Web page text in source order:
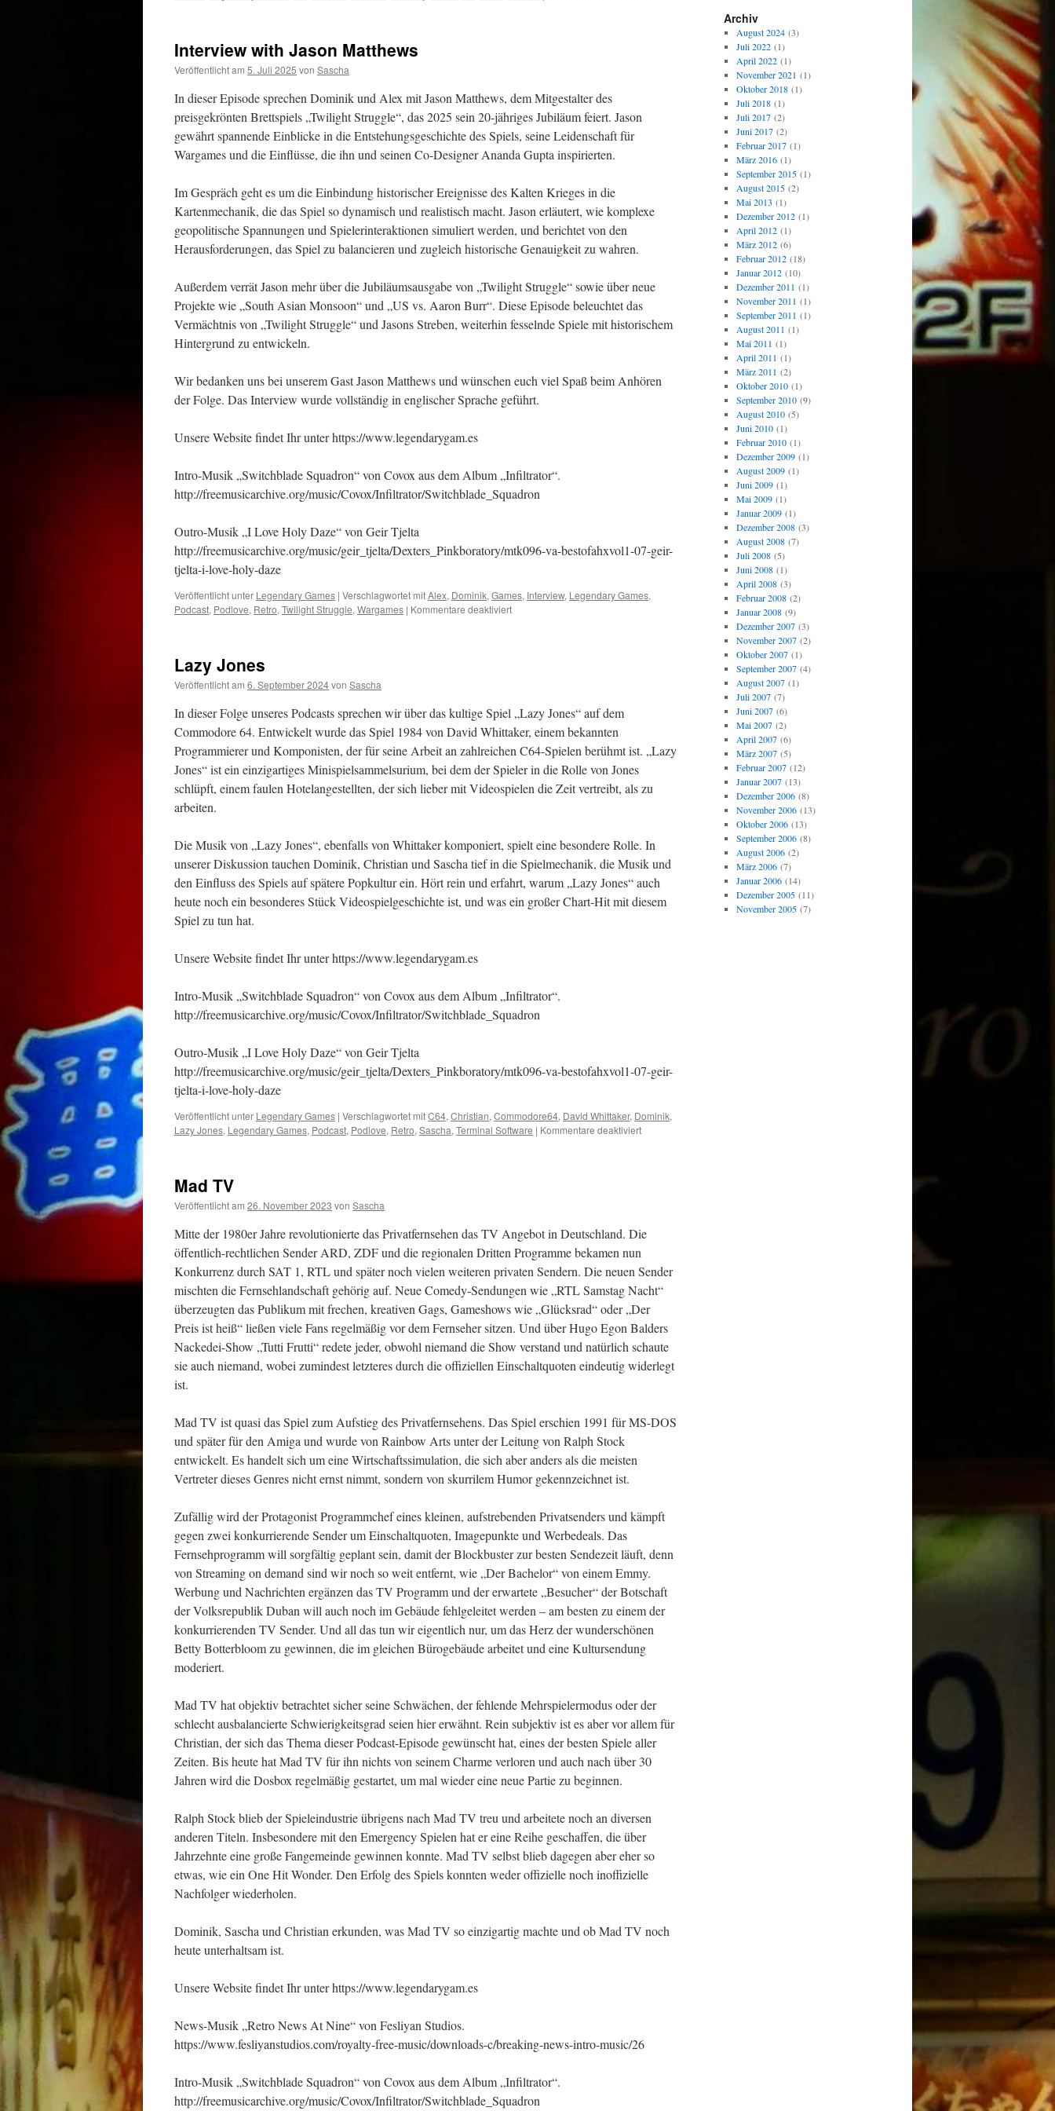
Interview with Jason Matthews
Veröffentlicht am 5. Juli 2025 von Sascha
In dieser Episode sprechen Dominik und Alex mit Jason Matthews, dem Mitgestalter des
preisgekrönten Brettspiels „Twilight Struggle“, das 2025 sein 20-jähriges Jubiläum feiert. Jason
gewährt spannende Einblicke in die Entstehungsgeschichte des Spiels, seine Leidenschaft für
Wargames und die Einflüsse, die ihn und seinen Co-Designer Ananda Gupta inspirierten.
Im Gespräch geht es um die Einbindung historischer Ereignisse des Kalten Krieges in die
Kartenmechanik, die das Spiel so dynamisch und realistisch macht. Jason erläutert, wie komplexe
geopolitische Spannungen und Spielerinteraktionen simuliert werden, und berichtet von den
Herausforderungen, das Spiel zu balancieren und zugleich historische Genauigkeit zu wahren.
Außerdem verrät Jason mehr über die Jubiläumsausgabe von „Twilight Struggle“ sowie über neue
Projekte wie „South Asian Monsoon“ und „US vs. Aaron Burr“. Diese Episode beleuchtet das
Vermächtnis von „Twilight Struggle“ und Jasons Streben, weiterhin fesselnde Spiele mit historischem
Hintergrund zu entwickeln.
Wir bedanken uns bei unserem Gast Jason Matthews und wünschen euch viel Spaß beim Anhören
der Folge. Das Interview wurde vollständig in englischer Sprache geführt.
Unsere Website findet Ihr unter https://www.legendarygam.es
Intro-Musik „Switchblade Squadron“ von Covox aus dem Album „Infiltrator“.
http://freemusicarchive.org/music/Covox/Infiltrator/Switchblade_Squadron
Outro-Musik „I Love Holy Daze“ von Geir Tjelta
http://freemusicarchive.org/music/geir_tjelta/Dexters_Pinkboratory/mtk096-va-bestofahxvol1-07-geir-
tjelta-i-love-holy-daze
Veröffentlicht unter Legendary Games | Verschlagwortet mitAlex, Dominik, Games, Interview, Legendary Games,
Podcast, Podlove, Retro, Twilight Struggle, Wargames | Kommentare deaktiviertfür
Lazy Jones
Veröffentlicht am 6. September 2024von Sascha
In dieser Folge unseres Podcasts sprechen wir über das kultige Spiel „Lazy Jones“ auf dem
Commodore 64. Entwickelt wurde das Spiel 1984 von David Whittaker, einem bekannten
Programmierer und Komponisten, der für seine Arbeit an zahlreichen C64-Spielen berühmt ist. „Lazy
Jones“ ist ein einzigartiges Minispielsammelsurium, bei dem der Spieler in die Rolle von Jones
schlüpft, einem faulen Hotelangestellten, der sich lieber mit Videospielen die Zeit vertreibt, als zu
arbeiten.
Die Musik von „Lazy Jones“, ebenfalls von Whittaker komponiert, spielt eine besondere Rolle. In
unserer Diskussion tauchen Dominik, Christian und Sascha tief in die Spielmechanik, die Musik und
den Einfluss des Spiels auf spätere Popkultur ein. Hört rein und erfahrt, warum „Lazy Jones“ auch
heute noch ein besonderes Stück Videospielgeschichte ist, und was ein großer Chart-Hit mit diesem
Spiel zu tun hat.
Unsere Website findet Ihr unter https://www.legendarygam.es
Intro-Musik „Switchblade Squadron“ von Covox aus dem Album „Infiltrator“.
http://freemusicarchive.org/music/Covox/Infiltrator/Switchblade_Squadron
Outro-Musik „I Love Holy Daze“ von Geir Tjelta
http://freemusicarchive.org/music/geir_tjelta/Dexters_Pinkboratory/mtk096-va-bestofahxvol1-07-geir-
tjelta-i-love-holy-daze
Veröffentlicht unter Legendary Games | Verschlagwortet mitC64, Christian, Commodore64, David Whittaker, Dominik,
Lazy Jones, Legendary Games, Podcast, Podlove, Retro, Sascha, Terminal Software | Kommentare deaktiviertfür
Mad TV
Veröffentlicht am 26. November 2023 von Sascha
Mitte der 1980er Jahre revolutionierte das Privatfernsehen das TV Angebot in Deutschland. Die
öffentlich-rechtlichen Sender ARD, ZDF und die regionalen Dritten Programme bekamen nun
Konkurrenz durch SAT 1, RTL und später noch vielen weiteren privaten Sendern. Die neuen Sender
mischten die Fernsehlandschaft gehörig auf. Neue Comedy-Sendungen wie „RTL Samstag Nacht“
überzeugten das Publikum mit frechen, kreativen Gags, Gameshows wie „Glücksrad“ oder „Der
Preis ist heiß“ ließen viele Fans regelmäßig vor dem Fernseher sitzen. Und über Hugo Egon Balders
Nackedei-Show „Tutti Frutti“ redete jeder, obwohl niemand die Show verstand und natürlich schaute
sie auch niemand, wobei zumindest letzteres durch die offiziellen Einschaltquoten eindeutig widerlegt
ist.
Mad TV ist quasi das Spiel zum Aufstieg des Privatfernsehens. Das Spiel erschien 1991 für MS-DOS
und später für den Amiga und wurde von Rainbow Arts unter der Leitung von Ralph Stock
entwickelt. Es handelt sich um eine Wirtschaftssimulation, die sich aber anders als die meisten
Vertreter dieses Genres nicht ernst nimmt, sondern von skurrilem Humor gekennzeichnet ist.
Zufällig wird der Protagonist Programmchef eines kleinen, aufstrebenden Privatsenders und kämpft
gegen zwei konkurrierende Sender um Einschaltquoten, Imagepunkte und Werbedeals. Das
Fernsehprogramm will sorgfältig geplant sein, damit der Blockbuster zur besten Sendezeit läuft, denn
von Streaming on demand sind wir noch so weit entfernt, wie „Der Bachelor“ von einem Emmy.
Werbung und Nachrichten ergänzen das TV Programm und der erwartete „Besucher“ der Botschaft
der Volksrepublik Duban will auch noch im Gebäude fehlgeleitet werden – am besten zu einem der
konkurrierenden TV Sender. Und all das tun wir eigentlich nur, um das Herz der wunderschönen
Betty Botterbloom zu gewinnen, die im gleichen Bürogebäude arbeitet und eine Kultursendung
moderiert.
Mad TV hat objektiv betrachtet sicher seine Schwächen, der fehlende Mehrspielermodus oder der
schlecht ausbalancierte Schwierigkeitsgrad seien hier erwähnt. Rein subjektiv ist es aber vor allem für
Christian, der sich das Thema dieser Podcast-Episode gewünscht hat, eines der besten Spiele aller
Zeiten. Bis heute hat Mad TV für ihn nichts von seinem Charme verloren und auch nach über 30
Jahren wird die Dosbox regelmäßig gestartet, um mal wieder eine neue Partie zu beginnen.
Ralph Stock blieb der Spieleindustrie übrigens nach Mad TV treu und arbeitete noch an diversen
anderen Titeln. Insbesondere mit den Emergency Spielen hat er eine Reihe geschaffen, die über
Jahrzehnte eine große Fangemeinde gewinnen konnte. Mad TV selbst blieb dagegen aber eher so
etwas, wie ein One Hit Wonder. Den Erfolg des Spiels konnten weder offizielle noch inoffizielle
Nachfolger wiederholen.
Dominik, Sascha und Christian erkunden, was Mad TV so einzigartig machte und ob Mad TV noch
heute unterhaltsam ist.
Unsere Website findet Ihr unter https://www.legendarygam.es
News-Musik „Retro News At Nine“ von Fesliyan Studios.
https://www.fesliyanstudios.com/royalty-free-music/downloads-c/breaking-news-intro-music/26
Intro-Musik „Switchblade Squadron“ von Covox aus dem Album „Infiltrator“.
http://freemusicarchive.org/music/Covox/Infiltrator/Switchblade_Squadron
Archiv
August 2024(3)
Juli 2022(1)
April 2022(1)
November 2021 (1)
Oktober 2018(1)
Juli 2018(1)
Juli 2017(2)
Juni 2017(2)
Februar 2017(1)
März 2016(1)
September 2015(1)
August 2015(2)
Mai 2013 (1)
Dezember 2012(1)
April 2012(1)
März 2012(6)
Februar 2012(18)
Januar 2012(10)
Dezember 2011 (1)
November 2011 (1)
September 2011 (1)
August 2011 (1)
Mai 2011 (1)
April 2011 (1)
März 2011 (2)
Oktober 2010(1)
September 2010(9)
August 2010(5)
Juni 2010(1)
Februar 2010(1)
Dezember 2009(1)
August 2009(1)
Juni 2009(1)
Mai 2009(1)
Januar 2009(1)
Dezember 2008(3)
August 2008(7)
Juli 2008(5)
Juni 2008(1)
April 2008(3)
Februar 2008(2)
Januar 2008(9)
Dezember 2007(3)
November 2007(2)
Oktober 2007(1)
September 2007(4)
August 2007(1)
Juli 2007(7)
Juni 2007(6)
Mai 2007(2)
April 2007(6)
März 2007(5)
Februar 2007(12)
Januar 2007(13)
Dezember 2006(8)
November 2006(13)
Oktober 2006(13)
September 2006(8)
August 2006(2)
März 2006(7)
Januar 2006(14)
Dezember 2005(11)
November 2005(7)